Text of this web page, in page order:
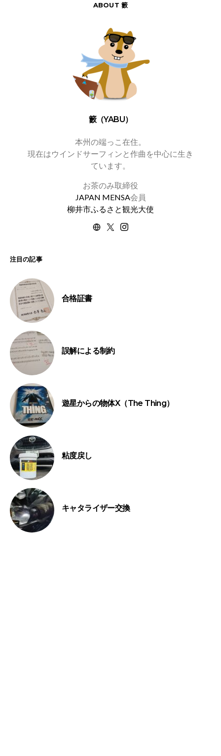
ABOUT 籔
籔（YABU）
本州の端っこ在住。
現在はウインドサーフィンと作曲を中心に生き
ています。
お茶のみ取締役
JAPAN MENSA会員
柳井市ふるさと観光大使
注目の記事
合格証書
誤解による制約
遊星からの物体X（The Thing）
粘度戻し
キャタライザー交換